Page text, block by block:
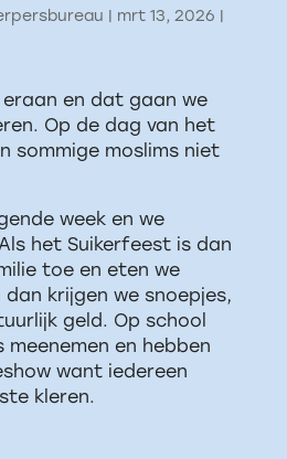
Over het
| mrt 13, 2026 |
en dat gaan we
Op de dag van het
sommige moslims niet
week en we
het Suikerfeest is dan
toe en eten we
dan krijgen we snoepjes,
geld. Op school
meenemen en hebben
want iedereen
kleren.